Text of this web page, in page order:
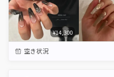
¥14,300
空き状況